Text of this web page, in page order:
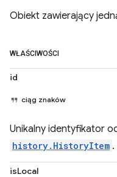
Obiekt zawierający
WŁAŚCIWOŚCI
id
ciąg znaków
Unikalny identyfikator
history.HistoryItem .
isLocal